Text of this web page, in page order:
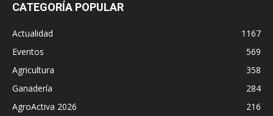
CATEGORÍA POPULAR
Actualidad
1167
Eventos
569
Agricultura
358
Ganadería
284
AgroActiva 2026
216